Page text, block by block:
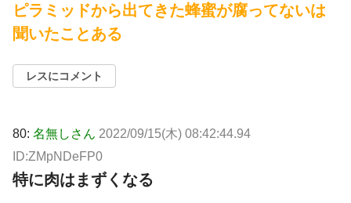
ピラミッドから出てきた蜂蜜が腐ってないは
聞いたことある
レスにコメント
80: 名無しさん 2022/09/15(木) 08:42:44.94
ID:ZMpNDeFP0
特に肉はまずくなる